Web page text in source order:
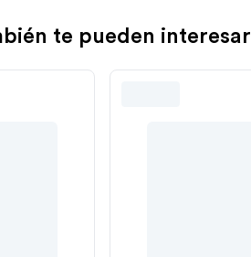
te pueden interesar